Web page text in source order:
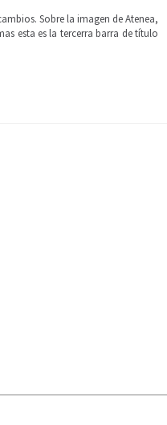
Sobre la imagen de Atenea,
esta es la tercerra barra de título